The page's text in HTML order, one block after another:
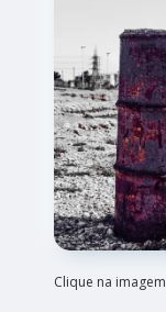
Clique na